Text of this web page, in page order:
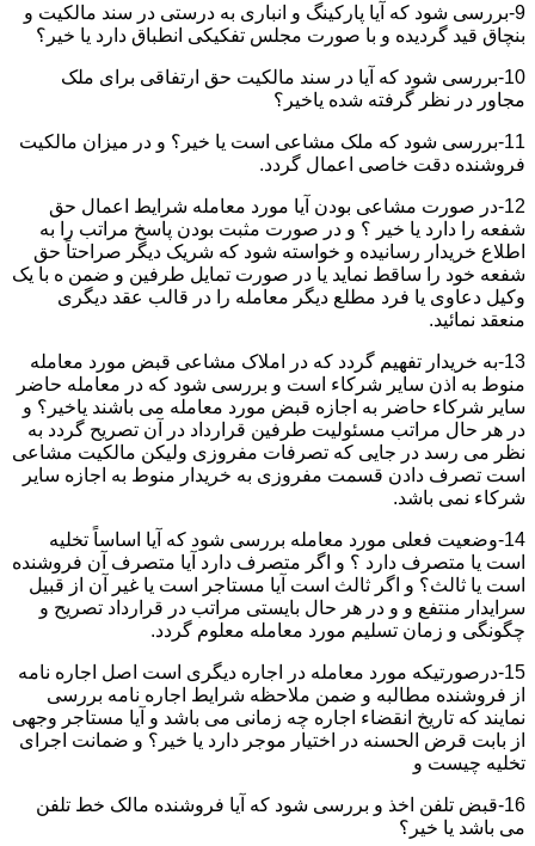
9-بررسی شود که آیا پارکینگ و انباری به درستی در سند مالکیت و
بنچاق قید گردیده و با صورت مجلس تفکیکی انطباق دارد یا خیر؟
10-بررسی شود که آیا در سند مالکیت حق ارتفاقی برای ملک
مجاور در نظر گرفته شده یاخیر؟
11-بررسی شود که ملک مشاعی است یا خیر؟ و در میزان مالکیت
فروشنده دقت خاصی اعمال گردد.
12-در صورت مشاعی بودن آیا مورد معامله شرایط اعمال حق
شفعه را دارد یا خیر ؟ و در صورت مثبت بودن پاسخ مراتب را به
اطلاع خریدار رسانیده و خواسته شود که شریک دیگر صراحتاً حق
شفعه خود را ساقط نماید یا در صورت تمایل طرفین و ضمن ه با یک
وکیل دعاوی یا فرد مطلع دیگر معامله را در قالب عقد دیگری
منعقد نمائید.
13-به خریدار تفهیم گردد که در املاک مشاعی قبض مورد معامله
منوط به اذن سایر شرکاء است و بررسی شود که در معامله حاضر
سایر شرکاء حاضر به اجازه قبض مورد معامله می باشند یاخیر؟ و
در هر حال مراتب مسئولیت طرفین قرارداد در آن تصریح گردد به
نظر می رسد در جایی که تصرفات مفروزی ولیکن مالکیت مشاعی
است تصرف دادن قسمت مفروزی به خریدار منوط به اجازه سایر
شرکاء نمی باشد.
14-وضعیت فعلی مورد معامله بررسی شود که آیا اساساً تخلیه
است یا متصرف دارد ؟ و اگر متصرف دارد آیا متصرف آن فروشنده
است یا ثالث؟ و اگر ثالث است آیا مستاجر است یا غیر آن از قبیل
سرایدار منتفع و و در هر حال بایستی مراتب در قرارداد تصریح و
چگونگی و زمان تسلیم مورد معامله معلوم گردد.
15-درصورتیکه مورد معامله در اجاره دیگری است اصل اجاره نامه
از فروشنده مطالبه و ضمن ملاحظه شرایط اجاره نامه بررسی
نمایند که تاریخ انقضاء اجاره چه زمانی می باشد و آیا مستاجر وجهی
از بابت قرض الحسنه در اختیار موجر دارد یا خیر؟ و ضمانت اجرای
تخلیه چیست و
16-قبض تلفن اخذ و بررسی شود که آیا فروشنده مالک خط تلفن
می باشد یا خیر؟